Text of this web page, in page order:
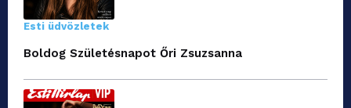
Esti üdvözletek
Boldog Születésnapot Őri Zsuzsanna